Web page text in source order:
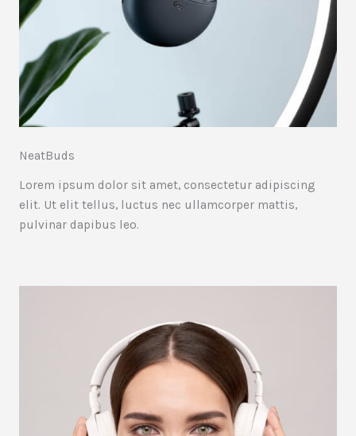
NeatBuds
Lorem ipsum dolor sit amet, consectetur adipiscing
elit. Ut elit tellus, luctus nec ullamcorper mattis,
pulvinar dapibus leo.